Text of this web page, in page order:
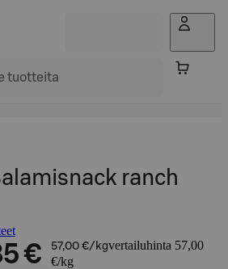
ranch
€ 57,00 €/kgvertailuhinta 57,00
€/kg